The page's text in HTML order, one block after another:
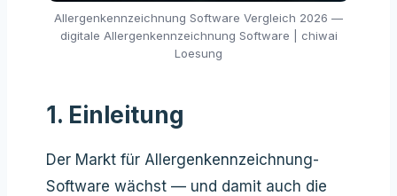
Allergenkennzeichnung Software Vergleich 2026 —
digitale Allergenkennzeichnung Software | chiwai
Loesung
1. Einleitung
Der Markt für Allergenkennzeichnung-
Software wächst — und damit auch die